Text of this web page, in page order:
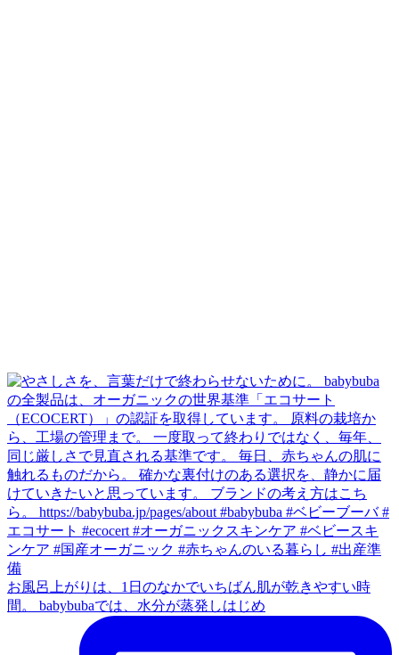
お風呂上がりは、1日のなかでいちばん肌が乾きやすい時
間。 babybubaでは、水分が蒸発しはじめ